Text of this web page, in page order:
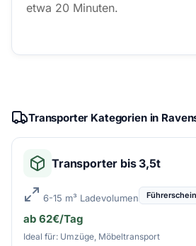
etwa 20 Minuten.
Transporter Kategorien in
Transporter bis 3,5t
6-15 m³ Ladevolumen
ab 62€/Tag
Ideal für: Umzüge, Möbeltransport